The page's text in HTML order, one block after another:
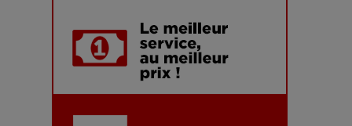
Kazakhstan”, célèbre ses 30 ans
de carrière à la Salle Gaveau